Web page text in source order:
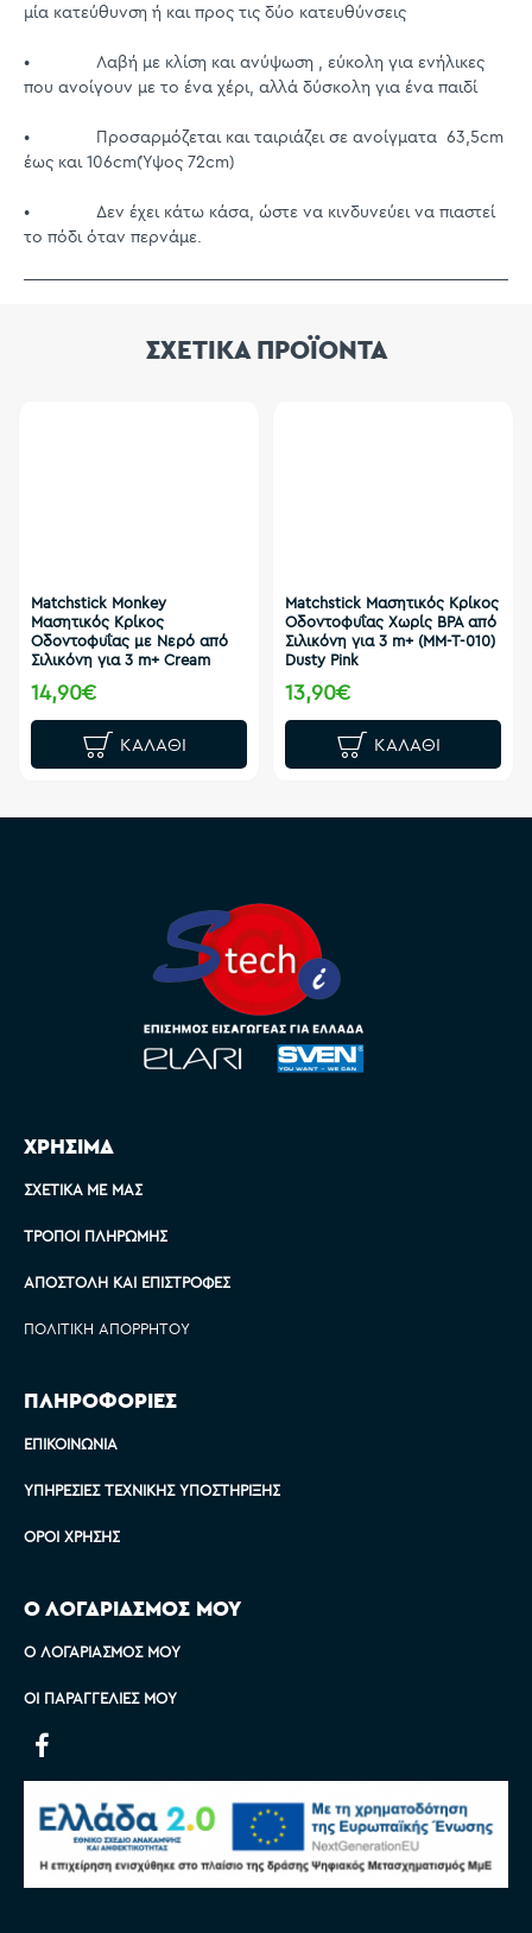
μία κατεύθυνση ή και προς τις δύο κατευθύνσεις
• Λαβή με κλίση και ανύψωση , εύκολη για ενήλικες
που ανοίγουν με το ένα χέρι, αλλά δύσκολη για ένα παιδί
• Προσαρμόζεται και ταιριάζει σε ανοίγματα 63,5cm
έως και 106cm(Ύψος 72cm)
• Δεν έχει κάτω κάσα, ώστε να κινδυνεύει να πιαστεί
το πόδι όταν περνάμε.
ΣΧΕΤΙΚΑ ΠΡΟΪΟΝΤΑ
Matchstick Monkey
Μασητικός Κρίκος
Οδοντοφυΐας με Νερό από
Σιλικόνη για 3 m+ Cream
14,90€
ΚΑΛΆΘΙ
Matchstick Μασητικός Κρίκος
Οδοντοφυΐας Χωρίς BPA από
Σιλικόνη για 3 m+ (MM-T-010)
Dusty Pink
13,90€
ΚΑΛΆΘΙ
ΧΡΗΣΙΜΑ
ΣΧΕΤΙΚΆ ΜΕ ΜΑΣ
ΤΡΌΠΟΙ ΠΛΗΡΩΜΉΣ
ΑΠΟΣΤΟΛΉ ΚΑΙ ΕΠΙΣΤΡΟΦΈΣ
ΠΟΛΙΤΙΚΉ ΑΠΟΡΡΉΤΟΥ
ΠΛΗΡΟΦΟΡΙΕΣ
ΕΠΙΚΟΙΝΩΝΊΑ
ΥΠΗΡΕΣΊΕΣ ΤΕΧΝΙΚΉΣ ΥΠΟΣΤΉΡΙΞΗΣ
ΌΡΟΙ ΧΡΉΣΗΣ
Ο ΛΟΓΑΡΙΑΣΜΟΣ ΜΟΥ
Ο ΛΟΓΑΡΙΑΣΜΌΣ ΜΟΥ
ΟΙ ΠΑΡΑΓΓΕΛΊΕΣ ΜΟΥ